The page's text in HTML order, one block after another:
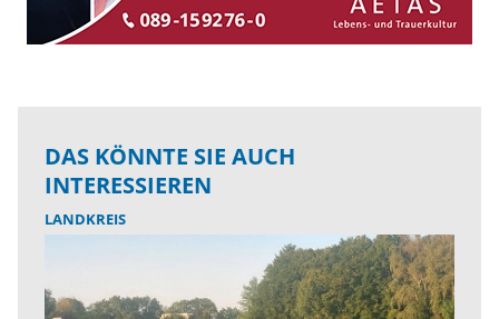
DAS KÖNNTE SIE AUCH
INTERESSIEREN
LANDKREIS